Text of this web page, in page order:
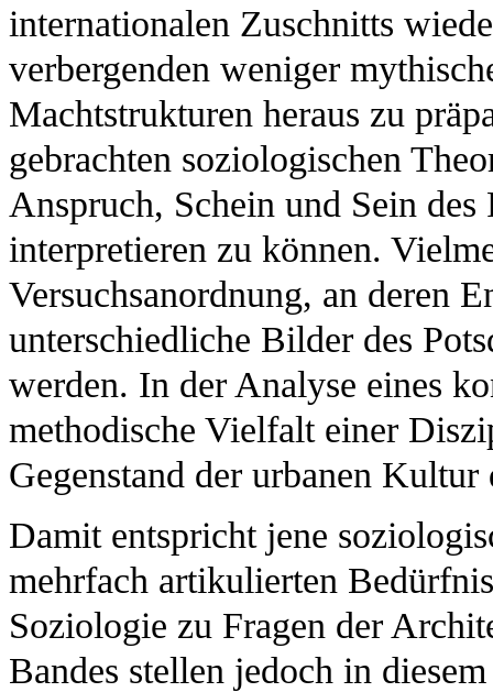
internationalen Zuschnitts
verbergenden weniger
Machtstrukturen heraus zu
gebrachten soziologischen
Anspruch, Schein und Sein
interpretieren zu können.
Versuchsanordnung, an deren
unterschiedliche Bilder des
werden. In der Analyse eines
methodische Vielfalt einer
Gegenstand der urbanen
Damit entspricht jene
mehrfach artikulierten
Soziologie zu Fragen der
Bandes stellen jedoch in